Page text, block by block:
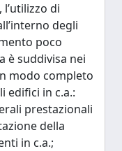
di
degli
poco
è suddivisa nei
modo completo
edifici in c.a.:
prestazionali
della
in c.a.;